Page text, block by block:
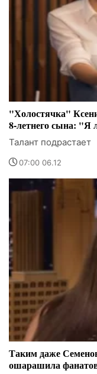
"Холостячка"
8-летнего сына: "Я
Талант подрастает
07:00 06.12
Таким даже
ошарашила